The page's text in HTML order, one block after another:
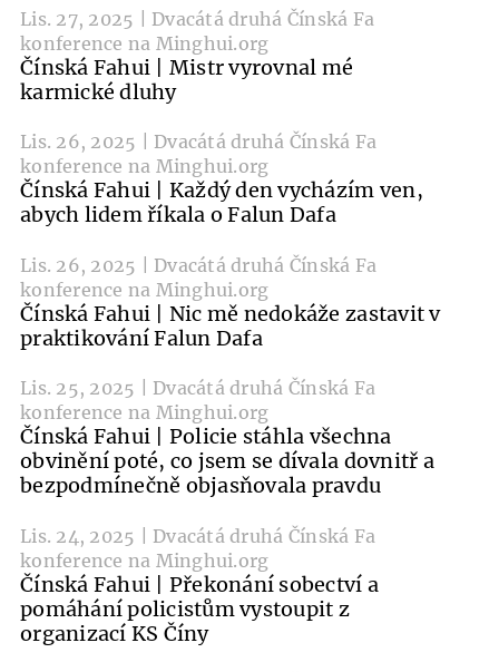
Lis. 27, 2025 | Dvacátá druhá Čínská Fa
konference na Minghui.org
Čínská Fahui | Mistr vyrovnal mé
karmické dluhy
Lis. 26, 2025 | Dvacátá druhá Čínská Fa
konference na Minghui.org
Čínská Fahui | Každý den vycházím ven,
abych lidem říkala o Falun Dafa
Lis. 26, 2025 | Dvacátá druhá Čínská Fa
konference na Minghui.org
Čínská Fahui | Nic mě nedokáže zastavit v
praktikování Falun Dafa
Lis. 25, 2025 | Dvacátá druhá Čínská Fa
konference na Minghui.org
Čínská Fahui | Policie stáhla všechna
obvinění poté, co jsem se dívala dovnitř a
bezpodmínečně objasňovala pravdu
Lis. 24, 2025 | Dvacátá druhá Čínská Fa
konference na Minghui.org
Čínská Fahui | Překonání sobectví a
pomáhání policistům vystoupit z
organizací KS Číny